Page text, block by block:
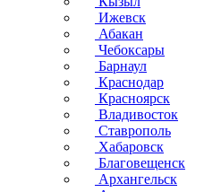
Ижевск
Абакан
Чебоксары
Барнаул
Краснодар
Красноярск
Владивосток
Ставрополь
Хабаровск
Благовещенск
Архангельск